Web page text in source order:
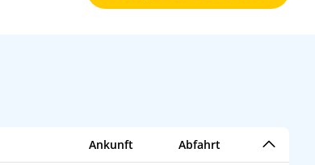
Ankunft Abfahrt